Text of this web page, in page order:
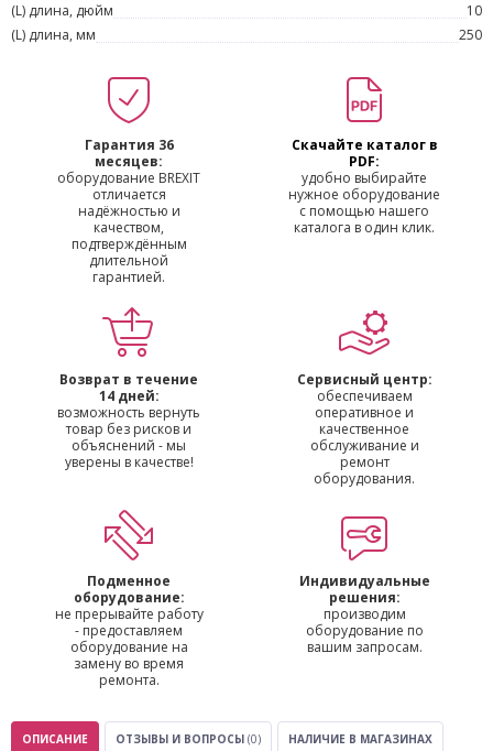
(L) длина, дюйм
10
(L) длина, мм
250
Гарантия 36
месяцев:
оборудование BREXIT
отличается
надёжностью и
качеством,
подтверждённым
длительной
гарантией.
Скачайте каталог в
PDF:
удобно выбирайте
нужное оборудование
с помощью нашего
каталога в один клик.
Возврат в течение
14 дней:
возможность вернуть
товар без рисков и
объяснений - мы
уверены в качестве!
Сервисный центр:
обеспечиваем
оперативное и
качественное
обслуживание и
ремонт
оборудования.
Подменное
оборудование:
не прерывайте работу
- предоставляем
оборудование на
замену во время
ремонта.
Индивидуальные
решения:
производим
оборудование по
вашим запросам.
ОПИСАНИЕ ОТЗЫВЫ И ВОПРОСЫ (0) НАЛИЧИЕ В МАГАЗИНАХ